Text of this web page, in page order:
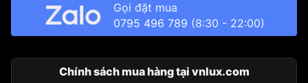
Gọi đặt mua
0795 496 789 (8:30 - 22:00)
Chính sách mua hàng tại vnlux.com